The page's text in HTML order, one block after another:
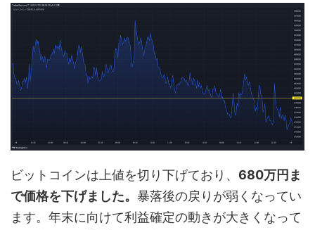
ビットコインは上値を切り下げており、 680万円ま
で価格を下げました。 暴落後の戻りが弱くなってい
ます。年末に向けて利益確定の動きが大きくなって